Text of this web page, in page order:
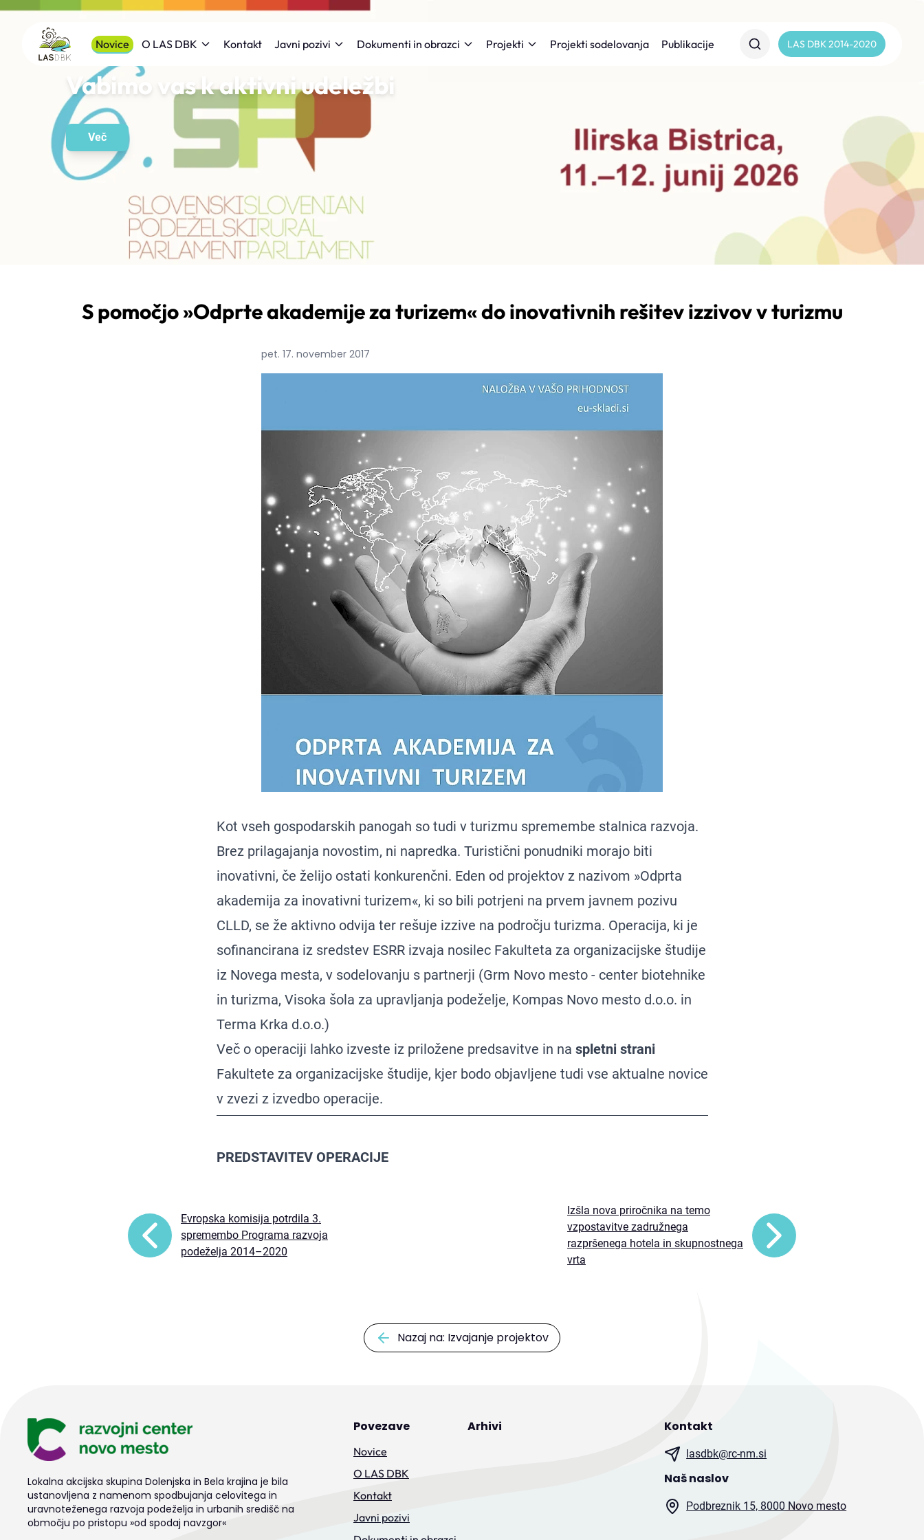
Vabimo vas k aktivni udeležbi
Več
Novice O LAS DBK Kontakt Javni pozivi Dokumenti in obrazci Projekti Projekti sodelovanja Publikacije LAS DBK 2014-2020
S pomočjo »Odprte akademije za turizem« do inovativnih rešitev izzivov v turizmu
pet. 17. november 2017
Kot vseh gospodarskih panogah so tudi v turizmu spremembe stalnica razvoja.
Brez prilagajanja novostim, ni napredka. Turistični ponudniki morajo biti
inovativni, če želijo ostati konkurenčni. Eden od projektov z nazivom »Odprta
akademija za inovativni turizem«, ki so bili potrjeni na prvem javnem pozivu
CLLD, se že aktivno odvija ter rešuje izzive na področju turizma. Operacija, ki je
sofinancirana iz sredstev ESRR izvaja nosilec Fakulteta za organizacijske študije
iz Novega mesta, v sodelovanju s partnerji (Grm Novo mesto - center biotehnike
in turizma, Visoka šola za upravljanja podeželje, Kompas Novo mesto d.o.o. in
Terma Krka d.o.o.)
Več o operaciji lahko izveste iz priložene predsavitve in na spletni strani
Fakultete za organizacijske študije, kjer bodo objavljene tudi vse aktualne novice
v zvezi z izvedbo operacije.
PREDSTAVITEV OPERACIJE
Evropska komisija potrdila 3.
spremembo Programa razvoja
podeželja 2014–2020
Izšla nova priročnika na temo
vzpostavitve zadružnega
razpršenega hotela in skupnostnega
vrta
Nazaj na: Izvajanje projektov
Lokalna akcijska skupina Dolenjska in Bela krajina je bila
ustanovljena z namenom spodbujanja celovitega in
uravnoteženega razvoja podeželja in urbanih središč na
območju po pristopu »od spodaj navzgor«
Povezave
Novice
O LAS DBK
Kontakt
Javni pozivi
Arhivi Kontakt
lasdbk@rc-nm.si
Naš naslov
Podbreznik 15, 8000 Novo mesto